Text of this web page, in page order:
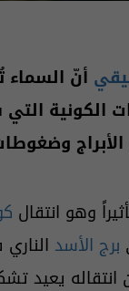
أنّ السماء
الكونية
وهو انتقال
برج الأسد
يعيد